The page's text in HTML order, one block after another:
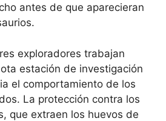
antes de que aparecieran
exploradores trabajan
estación de investigación
el comportamiento de los
La protección contra los
que extraen los huevos de